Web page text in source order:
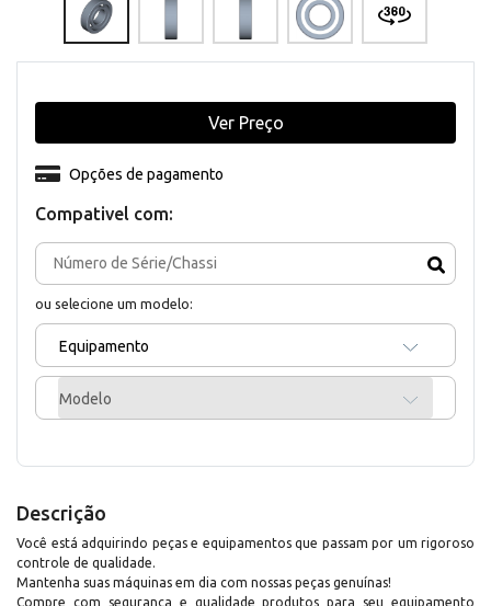
Compativel com:
ou selecione um modelo:
Equipamento
Modelo
Opções de pagamento
Ver Preço
Descrição
Você está adquirindo peças e equipamentos que passam por um rigoroso
controle de qualidade.
Mantenha suas máquinas em dia com nossas peças genuínas!
Compre com segurança e qualidade produtos para seu equipamento